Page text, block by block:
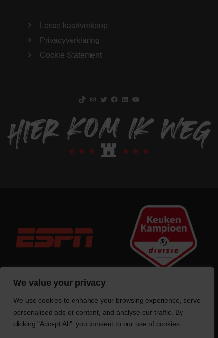
We value your privacy
We use cookies to enhance your browsing experience, serve
personalised ads or content, and analyse our traffic. By
clicking "Accept All", you consent to our use of cookies.
Losse kaartverkoop
Privacyverklaring
Cookie Statement
Trotse bouwervan deze website